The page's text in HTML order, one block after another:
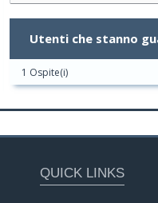
Utenti che stanno
1 Ospite(i)
QUICK LINKS